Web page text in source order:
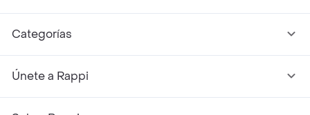
Categorías
Únete a Rappi